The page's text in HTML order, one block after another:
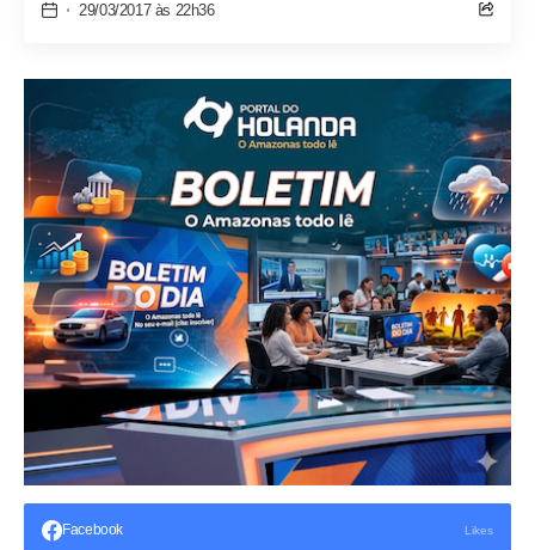
29/03/2017 às 22h36
Facebook Likes